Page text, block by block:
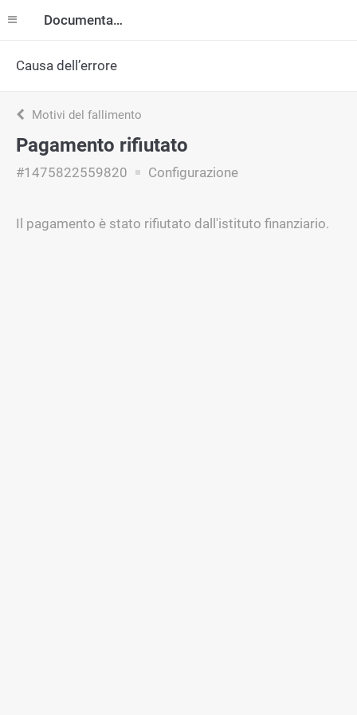
Documentazione
Causa dell’errore
Motivi del fallimento
Pagamento rifiutato
#1475822559820 Configurazione
Il pagamento è stato rifiutato dall'istituto finanziario.